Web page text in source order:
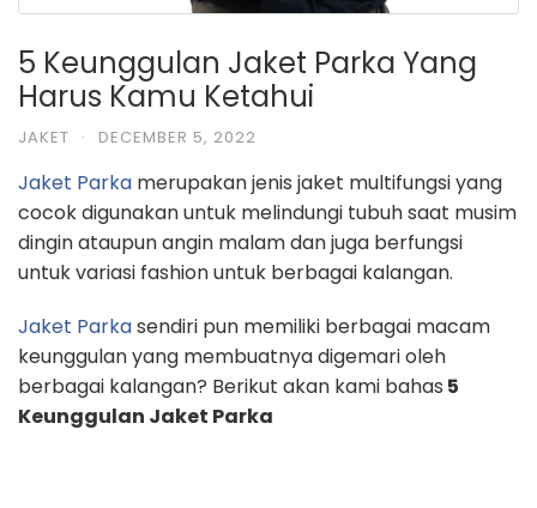
5 Keunggulan Jaket Parka Yang
Harus Kamu Ketahui
JAKET · DECEMBER 5, 2022
Jaket Parka merupakan jenis jaket multifungsi yang
cocok digunakan untuk melindungi tubuh saat musim
dingin ataupun angin malam dan juga berfungsi
untuk variasi fashion untuk berbagai kalangan.
Jaket Parkasendiri pun memiliki berbagai macam
keunggulan yang membuatnya digemari oleh
berbagai kalangan? Berikut akan kami bahas 5
Keunggulan Jaket Parka